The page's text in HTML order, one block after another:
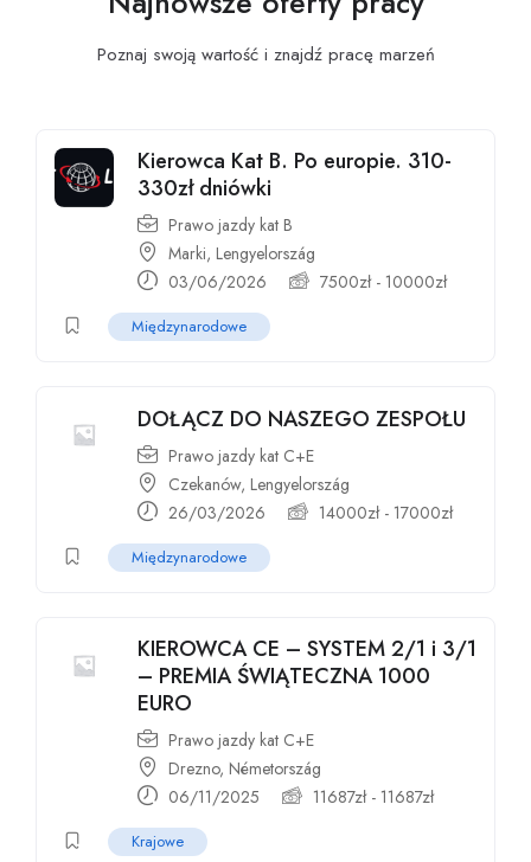
Poznaj swoją wartość i znajdź pracę marzeń
Kierowca Kat B. Po europie. 310-
330zł dniówki
Prawo jazdy kat B
Marki, Lengyelország
03/06/2026
7500zł- 10000zł
Międzynarodowe
DOŁĄCZ DO NASZEGO ZESPOŁU
Prawo jazdy kat C+E
Czekanów, Lengyelország
26/03/2026
14000zł- 17000zł
Międzynarodowe
KIEROWCA CE – SYSTEM 2/1 i 3/1
– PREMIA ŚWIĄTECZNA 1000
EURO
Prawo jazdy kat C+E
Drezno, Németország
06/11/2025
11687zł- 11687zł
Krajowe